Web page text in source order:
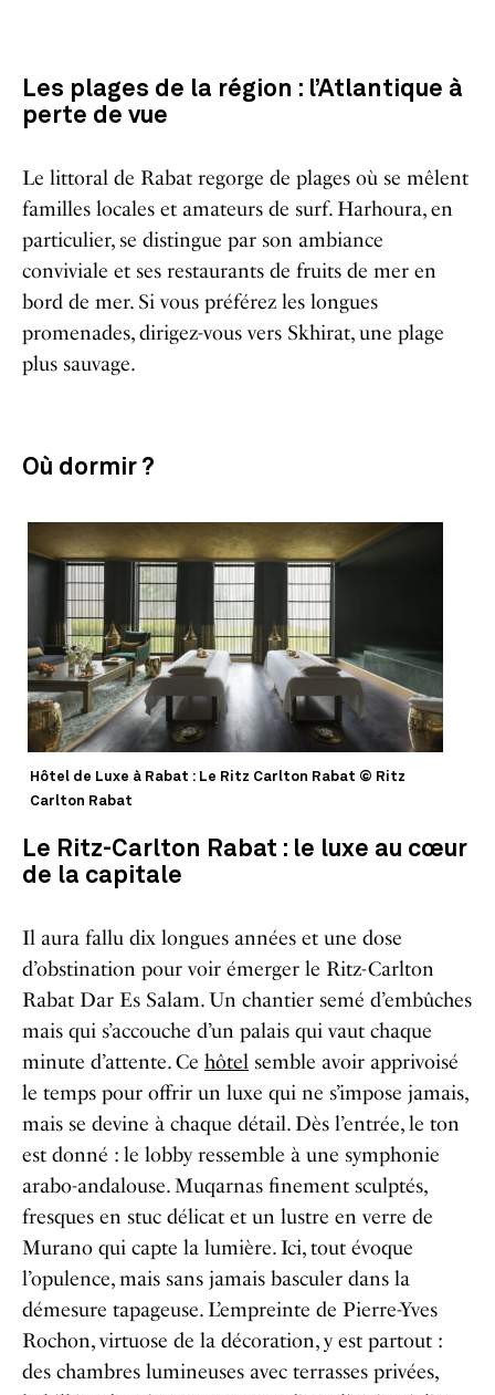
Les plages de la région : l’Atlantique à
perte de vue
Le littoral de Rabat regorge de plages où se mêlent
familles locales et amateurs de surf. Harhoura, en
particulier, se distingue par son ambiance
conviviale et ses restaurants de fruits de mer en
bord de mer. Si vous préférez les longues
promenades, dirigez-vous vers Skhirat, une plage
plus sauvage.
Où dormir ?
Hôtel de Luxe à Rabat : Le Ritz Carlton Rabat © Ritz
Carlton Rabat
Le Ritz-Carlton Rabat : le luxe au cœur
de la capitale
Il aura fallu dix longues années et une dose
d’obstination pour voir émerger le Ritz-Carlton
Rabat Dar Es Salam. Un chantier semé d’embûches
mais qui s’accouche d’un palais qui vaut chaque
minute d’attente. Ce hôtel semble avoir apprivoisé
le temps pour offrir un luxe qui ne s’impose jamais,
mais se devine à chaque détail. Dès l’entrée, le ton
est donné : le lobby ressemble à une symphonie
arabo-andalouse. Muqarnas finement sculptés,
fresques en stuc délicat et un lustre en verre de
Murano qui capte la lumière. Ici, tout évoque
l’opulence, mais sans jamais basculer dans la
démesure tapageuse. L’empreinte de Pierre-Yves
Rochon, virtuose de la décoration, y est partout :
des chambres lumineuses avec terrasses privées,